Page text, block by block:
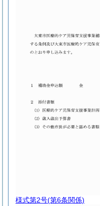
様式第2号(第6条関係)